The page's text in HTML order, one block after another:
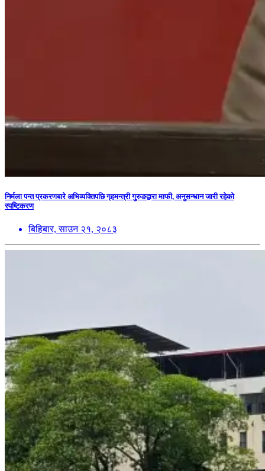
निर्मला पन्त प्रकरणबारे अभिव्यक्तिपछि गृहमन्त्री गुरुङद्वारा माफी, अनुसन्धान जारी रहेको
स्पष्टिकरण
बिहिबार, साउन २१, २०८३